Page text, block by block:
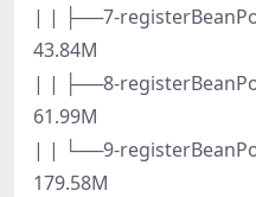
| | ├──7-
43.84M
| | ├──8-
61.99M
| | └──9-
179.58M